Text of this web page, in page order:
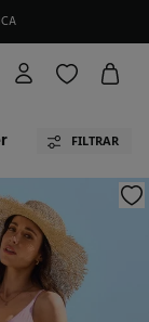
PROMOCIONES.
FILTRAR